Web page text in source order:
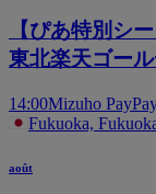
【ぴあ特別シ
東北楽天ゴー
14:00Mizuho
Fukuoka,
août